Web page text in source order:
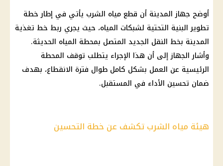
أوضح جهاز المدينة أن قطع مياه الشرب يأتي في إطار خطة
تطوير البنية التحتية لشبكات المياه، حيث يجري ربط خط تغذية
المدينة بخط النقل الجديد المتصل بمحطة المياه الحديثة.
وأشار الجهاز إلى أن هذا الإجراء يتطلب توقف المحطة
الرئيسية عن العمل بشكل كامل طوال فترة الانقطاع، بهدف
ضمان تحسين الأداء في المستقبل.
هيئة مياه الشرب تكشف عن خطة التحسين